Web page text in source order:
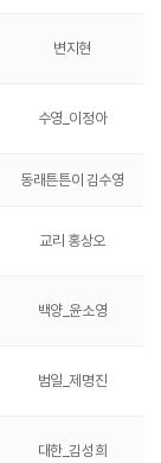
변지현
수영_이정아
동래튼튼이 김수영
교리 홍상오
백양_윤소영
범일_제명진
대한_김성희